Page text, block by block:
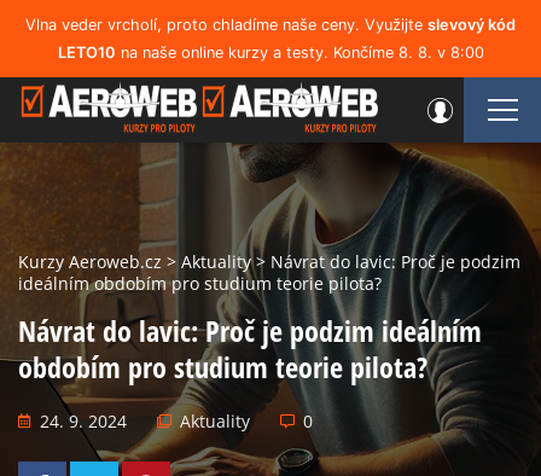
Vlna veder vrcholí, proto chladíme naše ceny. Využijte slevový kód
LETO10 na naše online kurzy a testy. Končíme 8. 8. v 8:00
Kurzy Aeroweb.cz > Aktuality> Návrat do lavic: Proč je podzim
ideálním obdobím pro studium teorie pilota?
Návrat do lavic: Proč je podzim ideálním
obdobím pro studium teorie pilota?
24. 9. 2024 Aktuality 0